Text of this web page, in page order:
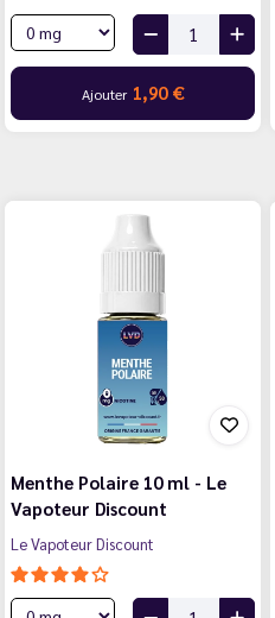
Ajouter 1,90 €
Menthe Polaire 10 ml - Le
Vapoteur Discount
Le Vapoteur Discount